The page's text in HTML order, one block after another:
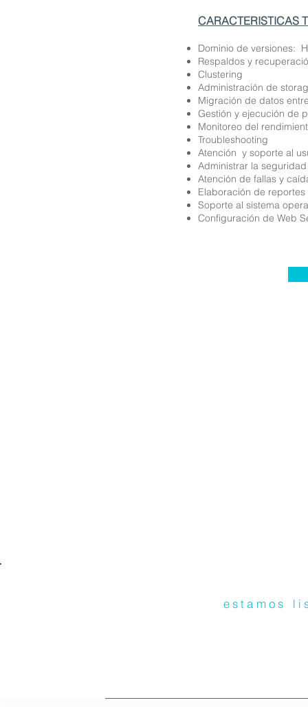
CARACTERISTICAS
Dominio de versiones:
Respaldos y
Clustering
Administración de
Migración de datos
Gestión y ejecución de
Monitoreo del
Troubleshooting
Atención y soporte al
Administrar la
Atención de fallas y
Elaboración de
Soporte al sistema
Configuración de Web
estamos